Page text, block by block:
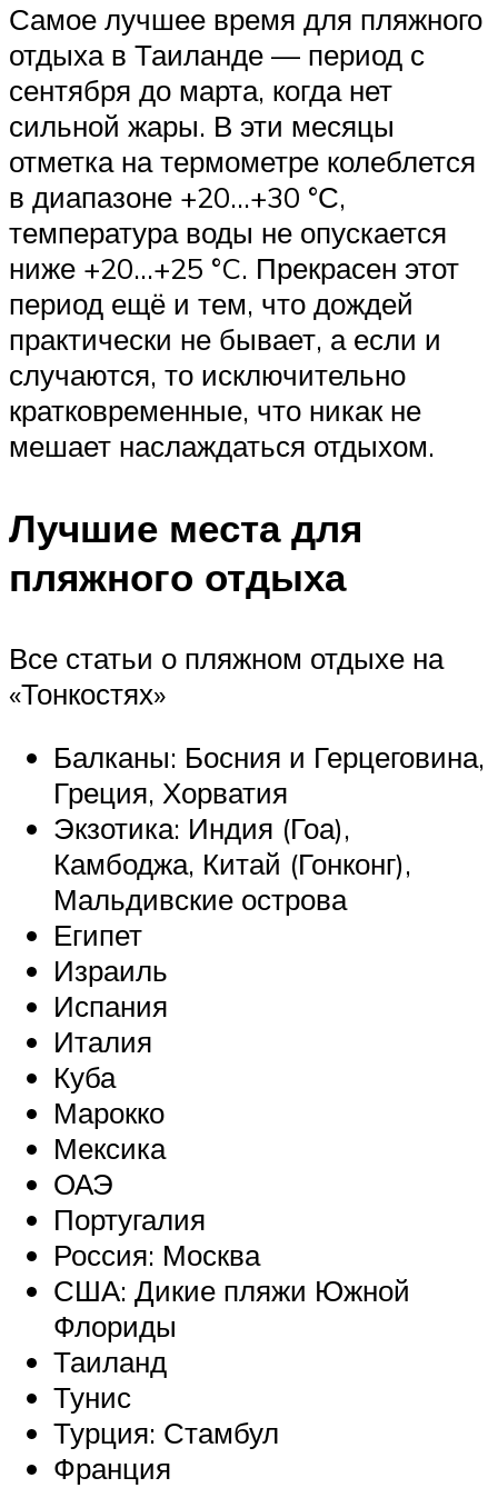
Самое лучшее время для пляжного
отдыха в Таиланде — период с
сентября до марта, когда нет
сильной жары. В эти месяцы
отметка на термометре колеблется
в диапазоне +20…+30 °С,
температура воды не опускается
ниже +20…+25 °C. Прекрасен этот
период ещё и тем, что дождей
практически не бывает, а если и
случаются, то исключительно
кратковременные, что никак не
мешает наслаждаться отдыхом.
Лучшие места для
пляжного отдыха
Все статьи о пляжном отдыхе на
«Тонкостях»
Балканы: Босния и Герцеговина,
Греция, Хорватия
Экзотика: Индия (Гоа),
Камбоджа, Китай (Гонконг),
Мальдивские острова
Египет
Израиль
Испания
Италия
Куба
Марокко
Мексика
ОАЭ
Португалия
Россия: Москва
США: Дикие пляжи Южной
Флориды
Таиланд
Тунис
Турция: Стамбул
Франция